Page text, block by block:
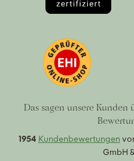
Das sagen unsere
1954 Kundenbewertungen
GmbH